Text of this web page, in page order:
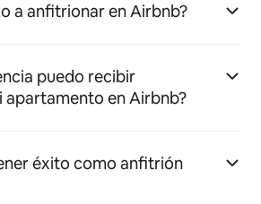
a anfitrionar en Airbnb?
puedo recibir
apartamento en Airbnb?
éxito como anfitrión